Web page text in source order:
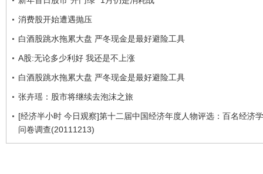
消费股开始遭遇抛压
白酒股跳水拖累大盘 严冬现金是最好避险工具
A股:无论多少利好 我还是不上涨
白酒股跳水拖累大盘 严冬现金是最好避险工具
张卉瑶：股市将继续去泡沫之旅
[经济半小时 今日观察]第十二届中国经济年度人物评选：百名经济
问卷调查(20111213)